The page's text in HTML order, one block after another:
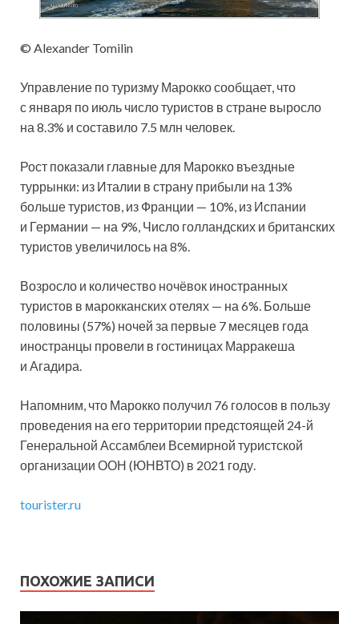
© Alexander Tomilin
Управление по туризму Марокко сообщает, что
с января по июль число туристов в стране выросло
на 8.3% и составило 7.5 млн человек.
Рост показали главные для Марокко въездные
туррынки: из Италии в страну прибыли на 13%
больше туристов, из Франции — 10%, из Испании
и Германии — на 9%, Число голландских и британских
туристов увеличилось на 8%.
Возросло и количество ночёвок иностранных
туристов в марокканских отелях — на 6%. Больше
половины (57%) ночей за первые 7 месяцев года
иностранцы провели в гостиницах Марракеша
и Агадира.
Напомним, что Марокко получил 76 голосов в пользу
проведения на его территории предстоящей 24-й
Генеральной Ассамблеи Всемирной туристской
организации ООН (ЮНВТО) в 2021 году.
tourister.ru
ПОХОЖИЕ ЗАПИСИ